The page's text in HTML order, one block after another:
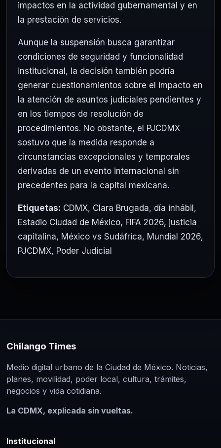
impactos en la actividad gubernamental y en
la prestación de servicios.
Aunque la suspensión busca garantizar
condiciones de seguridad y funcionalidad
institucional, la decisión también podría
generar cuestionamientos sobre el impacto en
la atención de asuntos judiciales pendientes y
en los tiempos de resolución de
procedimientos. No obstante, el PJCDMX
sostuvo que la medida responde a
circunstancias excepcionales y temporales
derivadas de un evento internacional sin
precedentes para la capital mexicana.
Etiquetas: CDMX, Clara Brugada, día inhábil ,
Estadio Ciudad de México, FIFA 2026, justicia
capitalina, México vs Sudáfrica, Mundial 2026,
PJCDMX, Poder Judicial
Chilango Times
Medio digital urbano de la Ciudad de México. Noticias,
planes, movilidad, poder local, cultura, trámites,
negocios y vida cotidiana.
La CDMX, explicada sin vueltas.
Institucional